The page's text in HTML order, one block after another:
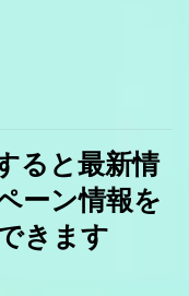
ると最新情
ーン情報を
きます